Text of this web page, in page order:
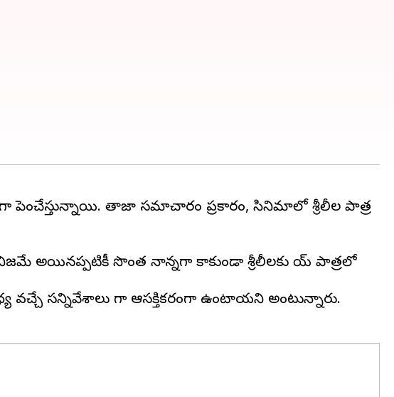
పెంచేస్తున్నాయి. తాజా సమాచారం ప్రకారం, సినిమాలో శ్రీలీల పాత్ర
అయినప్పటికీ సొంత నాన్నగా కాకుండా శ్రీలీలకు బాబాయ్ పాత్రలో
వచ్చే సన్నివేశాలు బాగా ఆసక్తికరంగా ఉంటాయని అంటున్నారు.